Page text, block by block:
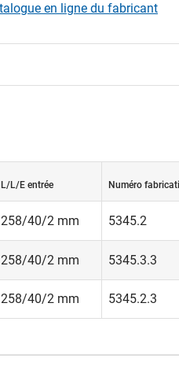
centigrade.en ligne du fabricant
L/L/E entrée Numéro
258/40/2 mm 5345.2
258/40/2 mm 5345.3.3
258/40/2 mm 5345.2.3